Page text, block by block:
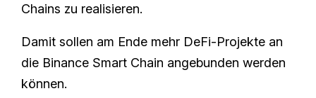
Chains zu realisieren.
Damit sollen am Ende mehr DeFi-Projekte an
die Binance Smart Chain angebunden werden
können.